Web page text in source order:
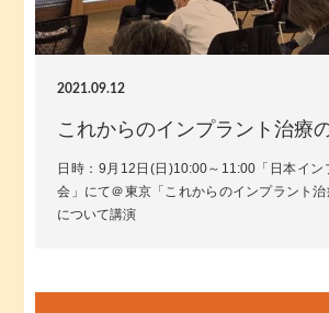
2021.09.12
これからのインプラント治療
日時：9月12日(日)10:00～11:00「日本イン
会」にて＠東京「これからのインプラント治
について講演